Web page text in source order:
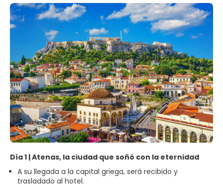
Día 1 | Atenas, la ciudad que soñó con la eternidad
A su llegada a la capital griega, será recibido y
trasladado al hotel.